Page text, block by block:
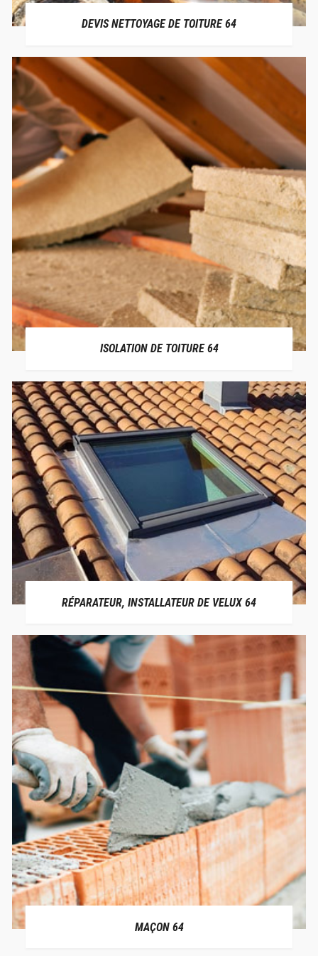
DEVIS NETTOYAGE DE TOITURE 64
ISOLATION DE TOITURE 64
RÉPARATEUR, INSTALLATEUR DE VELUX 64
MAÇON 64